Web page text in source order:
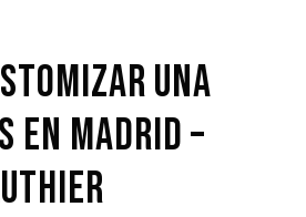
una
Madrid –